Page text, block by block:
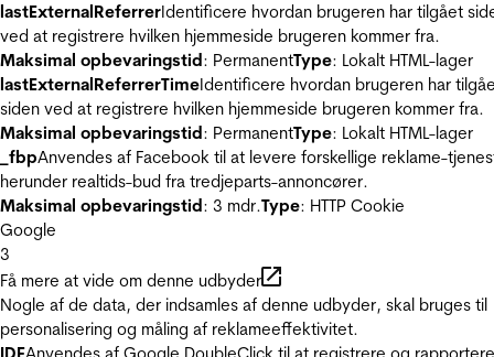
lastExternalReferrerIdentificere hvordan brugeren har tilgået
ved at registrere hvilken hjemmeside brugeren kommer fra.
Maksimal opbevaringstid: PermanentType: Lokalt HTML-lager
lastExternalReferrerTimeIdentificere hvordan brugeren har
siden ved at registrere hvilken hjemmeside brugeren kommer fra.
Maksimal opbevaringstid: PermanentType: Lokalt HTML-lager
_fbpAnvendes af Facebook til at levere forskellige reklame-
herunder realtids-bud fra tredjeparts-annoncører.
Maksimal opbevaringstid: 3 mdr.Type: HTTP Cookie
Google
3
Få mere at vide om denne udbyder
Nogle af de data, der indsamles af denne udbyder, skal bruges til
personalisering og måling af reklameeffektivitet.